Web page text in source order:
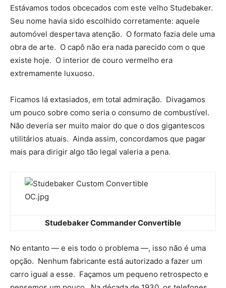
Estávamos todos obcecados com este velho Studebaker.
Seu nome havia sido escolhido corretamente: aquele
automóvel despertava atenção. O formato fazia dele uma
obra de arte. O capô não era nada parecido com o que
existe hoje. O interior de couro vermelho era
extremamente luxuoso.
Ficamos lá extasiados, em total admiração. Divagamos
um pouco sobre como seria o consumo de combustível.
Não deveria ser muito maior do que o dos gigantescos
utilitários atuais. Ainda assim, concordamos que pagar
mais para dirigir algo tão legal valeria a pena.
Studebaker Commander Convertible
No entanto — e eis todo o problema —, isso não é uma
opção. Nenhum fabricante está autorizado a fazer um
carro igual a esse. Façamos um pequeno retrospecto e